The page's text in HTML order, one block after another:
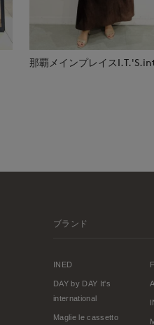
ブランド
INED
DAY by DAY It's
international
Maglie le cassetto